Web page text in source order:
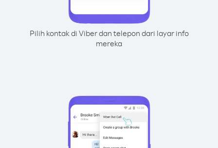
Pilih kontak di Viber dan telepon dari layar info
mereka